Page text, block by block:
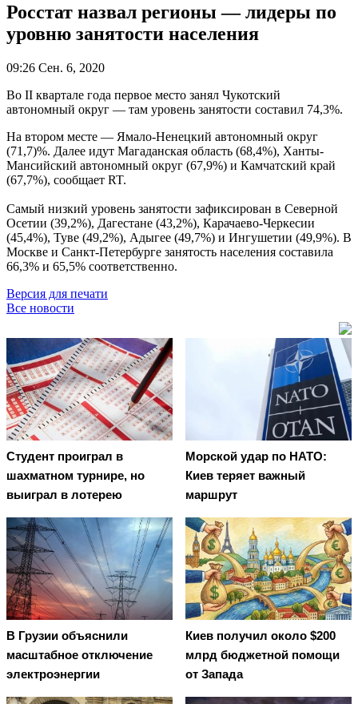
Росстат назвал регионы — лидеры по
уровню занятости населения
09:26 Сен. 6, 2020
Во II квартале года первое место занял Чукотский
автономный округ — там уровень занятости составил 74,3%.
На втором месте — Ямало-Ненецкий автономный округ
(71,7)%. Далее идут Магаданская область (68,4%), Ханты-
Мансийский автономный округ (67,9%) и Камчатский край
(67,7%), сообщает RT.
Самый низкий уровень занятости зафиксирован в Северной
Осетии (39,2%), Дагестане (43,2%), Карачаево-Черкесии
(45,4%), Туве (49,2%), Адыгее (49,7%) и Ингушетии (49,9%). В
Москве и Санкт-Петербурге занятость населения составила
66,3% и 65,5% соответственно.
Версия для печати
Все новости
Студент проиграл в
шахматном турнире, но
выиграл в лотерею
Морской удар по НАТО:
Киев теряет важный
маршрут
В Грузии объяснили
масштабное отключение
электроэнергии
Киев получил около $200
млрд бюджетной помощи
от Запада